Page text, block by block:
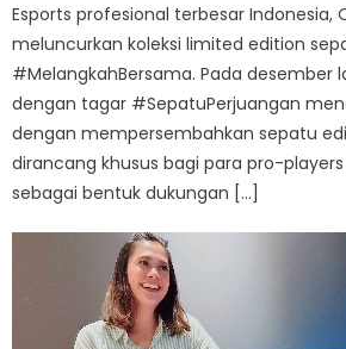
Esports profesional terbesar Indonesia,
meluncurkan koleksi limited edition
#MelangkahBersama. Pada desember
dengan tagar #SepatuPerjuangan
dengan mempersembahkan sepatu
dirancang khusus bagi para pro-players
sebagai bentuk dukungan […]